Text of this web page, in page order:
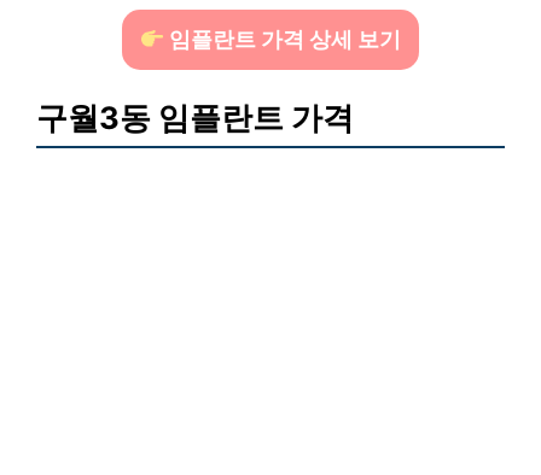
임플란트 가격 상세 보기
구월3동 임플란트 가격